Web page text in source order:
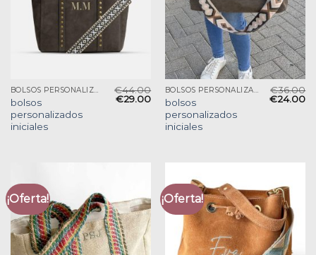
BOLSOS PERSONALIZADOS INICIALES
bolsos
personalizados
iniciales
€44.00
€29.00
BOLSOS PERSONALIZADOS INICIALES
bolsos
personalizados
iniciales
€36.00
€24.00
¡Oferta! ¡Oferta!